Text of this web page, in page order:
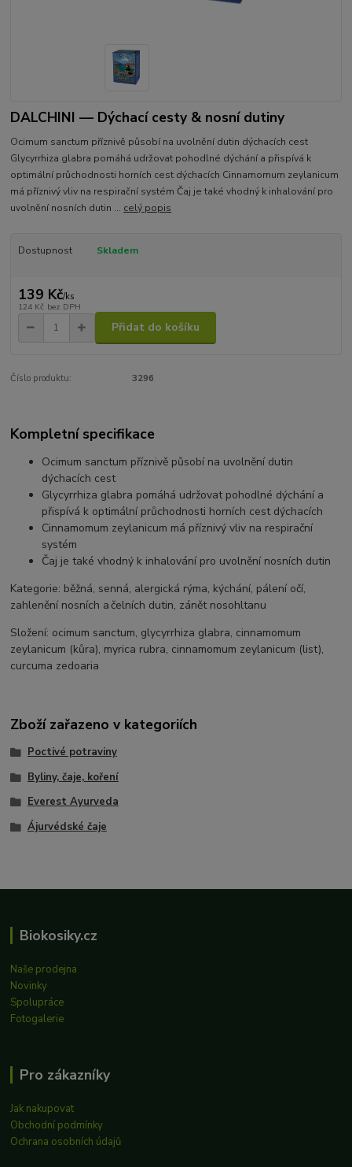
DALCHINI — Dýchací cesty & nosní dutiny
Ocimum sanctum příznivě působí na uvolnění dutin dýchacích cest
Glycyrrhiza glabra pomáhá udržovat pohodlné dýchání a přispívá k
optimální průchodnosti horních cest dýchacích Cinnamomum zeylanicum
má příznivý vliv na respirační systém Čaj je také vhodný k inhalování pro
uvolnění nosních dutin ... celý popis
Dostupnost Skladem
139 Kč/ks
124 Kč bez DPH
Přidat do košíku
Číslo produktu: 3296
Kompletní specifikace
Ocimum sanctum příznivě působí na uvolnění dutin
dýchacích cest
Glycyrrhiza glabra pomáhá udržovat pohodlné dýchání a
přispívá k optimální průchodnosti horních cest dýchacích
Cinnamomum zeylanicum má příznivý vliv na respirační
systém
Čaj je také vhodný k inhalování pro uvolnění nosních dutin
Kategorie: běžná, senná, alergická rýma, kýchání, pálení očí,
zahlenění nosních a čelních dutin, zánět nosohltanu
Složení: ocimum sanctum, glycyrrhiza glabra, cinnamomum
zeylanicum (kůra), myrica rubra, cinnamomum zeylanicum (list),
curcuma zedoaria
Zboží zařazeno v kategoriích
Poctivé potraviny
Byliny, čaje, koření
Everest Ayurveda
Ájurvédské čaje
Biokosiky.cz
Naše prodejna
Novinky
Spolupráce
Fotogalerie
Pro zákazníky
Jak nakupovat
Obchodní podmínky
Ochrana osobních údajů